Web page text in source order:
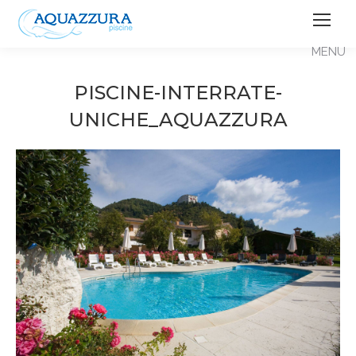
PISCINE-INTERRATE-
UNICHE_AQUAZZURA